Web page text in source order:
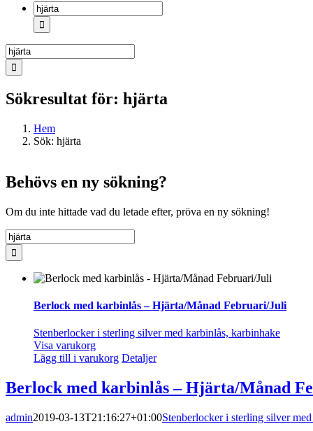
Sök
efter:
Sök
efter:
Sökresultat för: hjärta
Hem
Sök: hjärta
Behövs en ny sökning?
Om du inte hittade vad du letade efter, pröva en ny sökning!
Sök
efter:
Berlock med karbinlås – Hjärta/Månad Februari/Juli
Stenberlocker i sterling silver med karbinlås, karbinhake
Visa varukorg
Lägg till i varukorg Detaljer
Berlock med karbinlås – Hjärta/Månad
admin2019-03-13T21:16:27+01:00Stenberlocker i sterling silver